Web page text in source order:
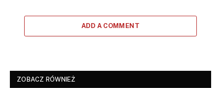
ADD A COMMENT
ZOBACZ RÓWNIEŻ